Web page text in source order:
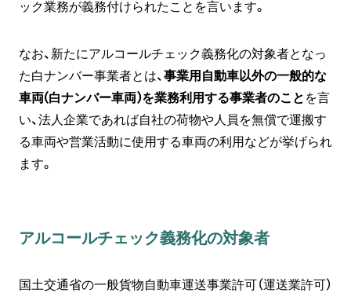
ック業務が義務付けられたことを言います。
なお、新たにアルコールチェック義務化の対象者となっ
た白ナンバー事業者とは、 事業用自動車以外の一般的な
車両(白ナンバー車両)を業務利用する事業者のこと を言
い、法人企業であれば自社の荷物や人員を無償で運搬す
る車両や営業活動に使用する車両の利用などが挙げられ
ます。
アルコールチェック義務化の対象者
国土交通省の一般貨物自動車運送事業許可（運送業許可）